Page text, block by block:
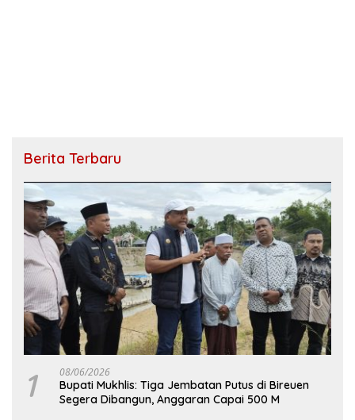
Berita Terbaru
1 08/06/2026
Bupati Mukhlis: Tiga Jembatan Putus di Bireuen
Segera Dibangun, Anggaran Capai 500 M